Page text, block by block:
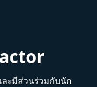
ละมีส่วนร่วมกับนัก